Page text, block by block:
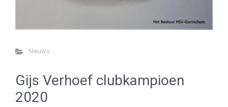
Nieuws
Gijs Verhoef clubkampioen
2020